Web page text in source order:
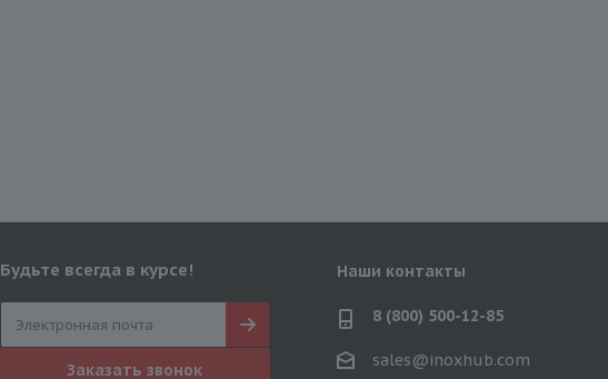
Будьте всегда в курсе!
Заказать звонок
Наши контакты
8 (800) 500-12-85
sales@inoxhub.com